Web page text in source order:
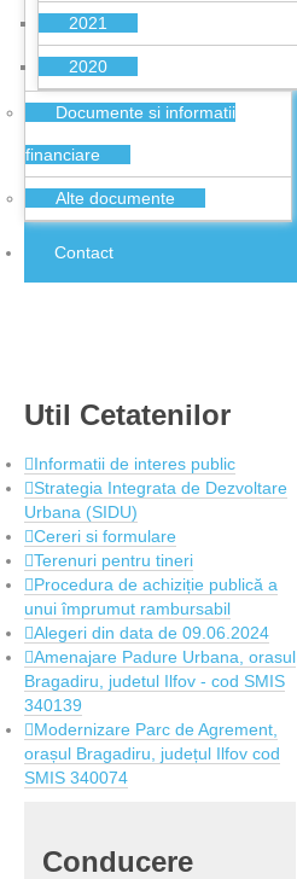
2021
2020
Documente si informatii
financiare
Alte documente
Contact
Util Cetatenilor
Informatii de interes public
Strategia Integrata de Dezvoltare
Urbana (SIDU)
Cereri si formulare
Terenuri pentru tineri
Procedura de achiziție publică a
unui împrumut rambursabil
Alegeri din data de 09.06.2024
Amenajare Padure Urbana, orasul
Bragadiru, judetul Ilfov - cod SMIS
340139
Modernizare Parc de Agrement,
orașul Bragadiru, județul Ilfov cod
SMIS 340074
Conducere